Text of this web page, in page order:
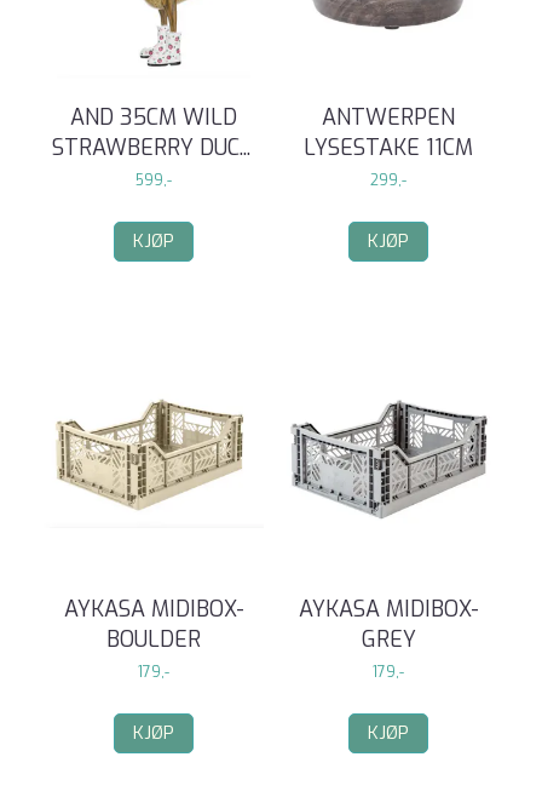
AND 35CM WILD
STRAWBERRY DUC...
599,-
KJØP
ANTWERPEN
LYSESTAKE 11CM
299,-
KJØP
AYKASA MIDIBOX-
BOULDER
179,-
KJØP
AYKASA MIDIBOX-
GREY
179,-
KJØP